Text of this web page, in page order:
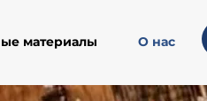
материалы О нас